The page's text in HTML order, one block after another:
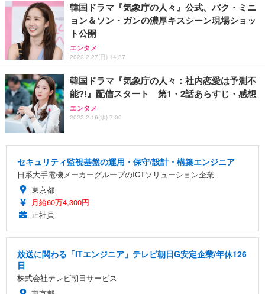
韓国ドラマ『気象庁の人々』公式、パク・ミニ
ョン＆ソン・ガンの濃厚キスシーン現場ショッ
ト公開
エンタメ
2022.2.27(日) 14:37
韓国ドラマ『気象庁の人々：社内恋愛は予測不
能?!』配信スタート 第1・2話あらすじ・感想
エンタメ
2022.2.16(水) 7:00
セキュリティ監視基盤の運用・保守/設計・構築エンジニア
日系大手電機メーカーグループのICTソリューション企業
東京都
月給60万4,300円
正社員
放送に関わる「ITエンジニア」テレビ朝日G安定企業/年休126
日
株式会社テレビ朝日サービス